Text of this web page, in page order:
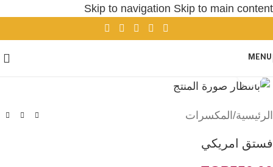
Skip to navigation Skip to main content
MENU
الرئيسية/ المكسرات
فستق امريكي